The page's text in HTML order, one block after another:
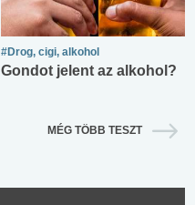
#Drog, cigi, alkohol
Gondot jelent az alkohol?
MÉG TÖBB TESZT